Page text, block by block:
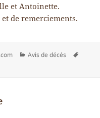
et Antoinette.
de remerciements.
Catégories
Avis de décés